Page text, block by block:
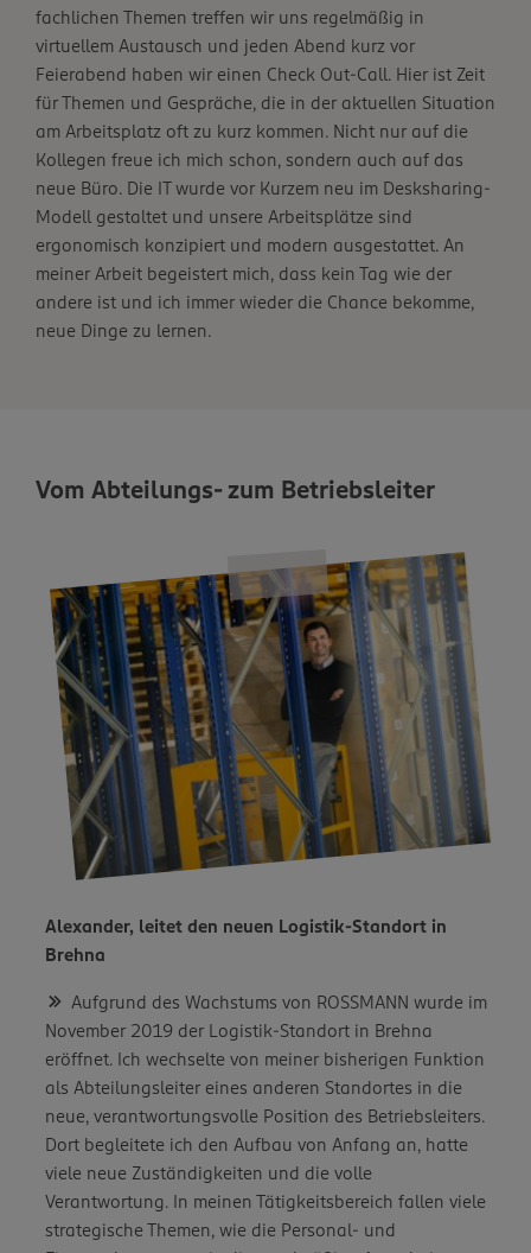
fachlichen Themen treffen wir uns regelmäßig in
virtuellem Austausch und jeden Abend kurz vor
Feierabend haben wir einen Check Out-Call. Hier ist Zeit
für Themen und Gespräche, die in der aktuellen Situation
am Arbeitsplatz oft zu kurz kommen. Nicht nur auf die
Kollegen freue ich mich schon, sondern auch auf das
neue Büro. Die IT wurde vor Kurzem neu im Desksharing-
Modell gestaltet und unsere Arbeitsplätze sind
ergonomisch konzipiert und modern ausgestattet. An
meiner Arbeit begeistert mich, dass kein Tag wie der
andere ist und ich immer wieder die Chance bekomme,
neue Dinge zu lernen.
Vom Abteilungs- zum Betriebsleiter
Alexander, leitet den neuen Logistik-Standort in
Brehna
Aufgrund des Wachstums von ROSSMANN wurde im
November 2019 der Logistik-Standort in Brehna
eröffnet. Ich wechselte von meiner bisherigen Funktion
als Abteilungsleiter eines anderen Standortes in die
neue, verantwortungsvolle Position des Betriebsleiters.
Dort begleitete ich den Aufbau von Anfang an, hatte
viele neue Zuständigkeiten und die volle
Verantwortung. In meinen Tätigkeitsbereich fallen viele
strategische Themen, wie die Personal- und